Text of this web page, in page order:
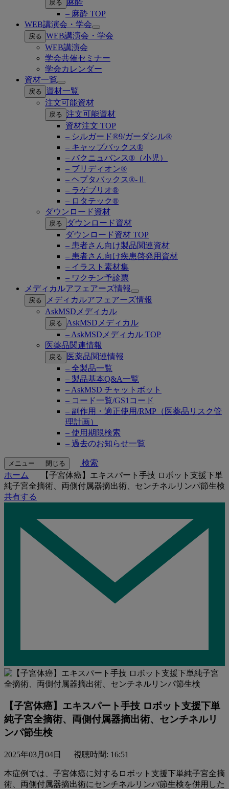
戻る
麻酔
– 麻酔 TOP
WEB講演会・学会
Open
submenu
戻る WEB講演会・学会
WEB講演会
学会共催セミナー
学会カレンダー
資材一覧
Open
submenu
戻る
資材一覧
注文可能資材
戻る 注文可能資材
資材注文 TOP
– シルガード®9/ガーダシル®
– キャップバックス®
– バクニュバンス®（小児）
– ブリディオン®
– ヘプタバックス®-Ⅱ
– ラゲブリオ®
– ロタテック®
ダウンロード資材
戻る
ダウンロード資材
ダウンロード資材 TOP
– 患者さん向け製品関連資材
– 患者さん向け疾患啓発用資材
– イラスト素材集
– ワクチン予診票
メディカルアフェアーズ情報
Open
submenu
戻る
メディカルアフェアーズ情報
AskMSDメディカル
戻る
AskMSDメディカル
– AskMSDメディカル TOP
医薬品関連情報
戻る
医薬品関連情報
– 全製品一覧
– 製品基本Q&A一覧
– AskMSD チャットボット
– コード一覧/GS1コード
– 副作用・適正使用/RMP（医薬品リスク管
理計画）
– 使用期限検索
– 過去のお知らせ一覧
メニュー 閉じる
検索
ホーム
【子宮体癌】エキスパート手技 ロボット支援下単
純子宮全摘術、両側付属器摘出術、センチネルリンパ節生検
共有する
【子宮体癌】エキスパート手技 ロボット支援下単
純子宮全摘術、両側付属器摘出術、センチネルリ
ンパ節生検
2025年03月04日 視聴時間: 16:51
本症例では、子宮体癌に対するロボット支援下単純子宮全摘
術、両側付属器摘出術にセンチネルリンパ節生検を併用した